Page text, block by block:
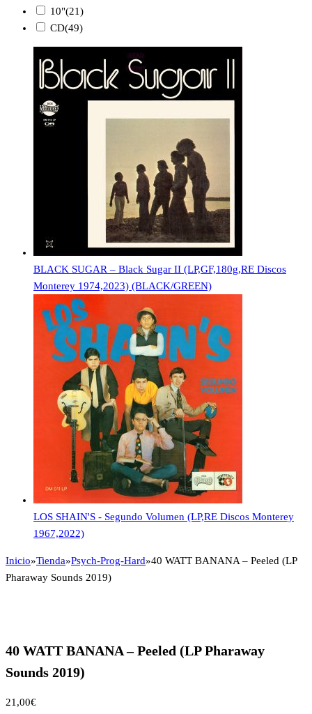
10"(21)
CD(49)
BLACK SUGAR – Black Sugar II (LP,GF,180g,RE Discos
Monterey 1974,2023) (BLACK/GREEN)
LOS SHAIN'S - Segundo Volumen (LP,RE Discos Monterey
1967,2022)
Inicio»Tienda»Psych-Prog-Hard»40 WATT BANANA – Peeled (LP
Pharaway Sounds 2019)
40 WATT BANANA – Peeled (LP Pharaway
Sounds 2019)
21,00€